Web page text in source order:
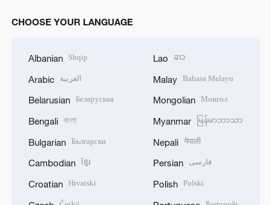
CHOOSE YOUR LANGUAGE
Albanian Shqip
Arabic العربية
Belarusian Беларуская
Bengali বাংলা
Bulgarian Български
Cambodian ខ្មែរ
Croatian Hrvatski
Lao ລາວ
Malay Bahasa Melayu
Mongolian Монгол
Myanmar မြန်မာဘာသာ
Nepali नेपाली
Persian فارسی
Polish Polski